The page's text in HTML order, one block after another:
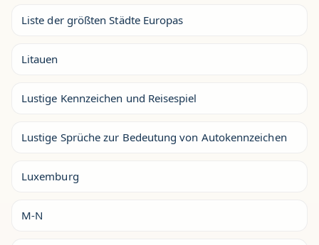
Liste der größten Städte Europas
Litauen
Lustige Kennzeichen und Reisespiel
Lustige Sprüche zur Bedeutung von Autokennzeichen
Luxemburg
M-N